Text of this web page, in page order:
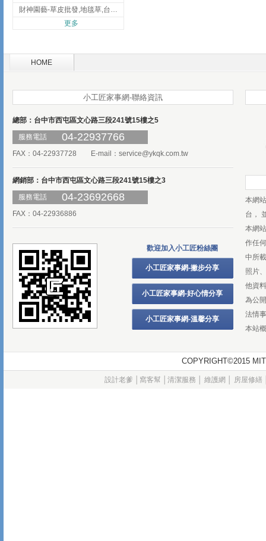
財神園藝-草皮批發,地毯草,台北草,彰化地毯草,彰化台北草
更多
HOME
小工匠家事網-聯絡資訊
總部：台中市西屯區文心路三段241號15樓之5
服務電話
04-22937766
FAX：04-22937728 E-mail： service@ykqk.com.tw
網銷部：台中市西屯區文心路三段241號15樓之3
服務電話
04-23692668
FAX：04-22936886
歡迎加入小工匠粉絲團
小工匠家事網-撇步分享
小工匠家事網-好心情分享
小工匠家事網-溫馨分享
本網
台，
本網
作任
中所
照片
他資
為公
法情
本站
COPYRIGHT©2015
設計老爹 窩客幫 清潔服務 維護網 房屋修繕